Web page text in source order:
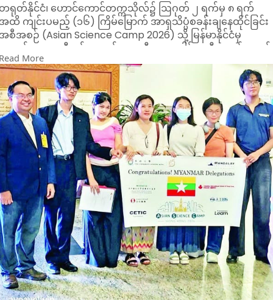
ရုတ်နိုင်ငံ၊ ဟောင်ကောင်တက္ကသိုလ်၌ ဩဂုတ် ၂ ရက်မှ ၈ ရက်
ထိ ကျင်းပမည့် (၁၆) ကြိမ်မြောက် အာရှသိပ္ပံစခန်းချနေထိုင်ခြင်း
စီအစဉ် (Asian Science Camp 2026) သို့ မြန်မာနိုင်ငံမှ
ျောင်းသား ၂ ဦးနှင့် ကျောင်းသူ ၃ ဦး၊ စုစုပေါင်း ၅ ဦး တက်ရောက်
င့် ရရှိခဲ့ကြောင်း သိရသည်။
ဆိုပါ အာရှသိပ္ပံစခန်းချနေထိုင်ခြင်း အစီအစဉ်ကို ၂၀၀၇ ခုနှစ်မှ
တင်၍ ဂျပန်၊ အိန္ဒိယ၊ ကိုရီးယား၊ အစ္စရေး၊ စင်ကာပူ၊ ထိုင်း၊ မလေး
ား၊ အင်ဒိုနီးရှားနှင့် တရုတ် အပါအဝင် အာရှတိုက်အတွင်းရှိ နိုင်ငံ
ျား၌ နှစ်စဉ် အလှည့်ကျ ကျင်းပခဲ့ခြင်းဖြစ်သည်။
င်းအစီအစဉ်တွင် အာရှတိုက်မှ နိုဘယ်ဆုရ သိပ္ပံပညာရှင်များ
ယ်တိုင် ပါဝင်တက်ရောက်၍ ကျောင်းသား၊ ကျောင်းသူ လူငယ်များ
င့်အတူ စခန်းချနေထိုင်ကာ သိပ္ပံပညာရပ်ဆိုင်ရာ ဟောပြောပွဲများ၊
ေ့လာရေးခရီးစဉ်များနှင့် ပြိုင်ပွဲများကို ထည့်သွင်းကျင်းပလေ့ရှိပြီ
စ်စဉ် အာရှတိုက်မှ လူငယ် ၃၀၀ ခန့် ပါဝင်ဆင်နွှဲလျက်ရှိကြောင်း သိ
သည်။
More